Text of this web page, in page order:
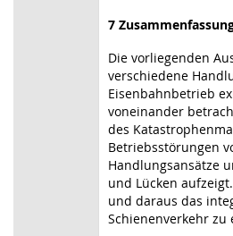
7
Die vorliegenden
verschiedene
Eisenbahnbetrieb
voneinander
des
Betriebsstörungen
Handlungsansätze
und Lücken
und daraus das
Schienenverkehr zu